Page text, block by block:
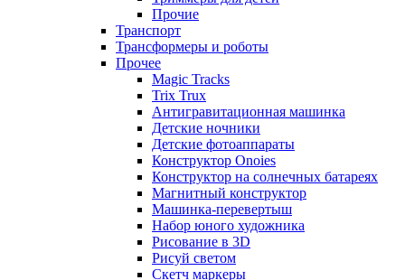
Прочие
Транспорт
Трансформеры и роботы
Прочее
Magic Tracks
Trix Trux
Антигравитационная машинка
Детские ночники
Детские фотоаппараты
Конструктор Onoies
Конструктор на солнечных батареях
Магнитный конструктор
Машинка-перевертыш
Набор юного художника
Рисование в 3D
Рисуй светом
Скетч маркеры